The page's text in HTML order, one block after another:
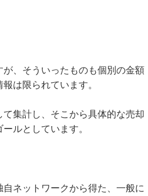
、そういったものも個別の金額
は限られています。
集計し、そこから具体的な売却
ルとしています。
ネットワークから得た、一般に